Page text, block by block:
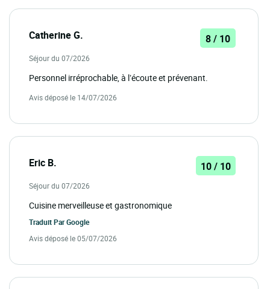
Catherine G. 8 / 10
Séjour du 07/2026
Personnel irréprochable, à l’écoute et prévenant.
Avis déposé le 14/07/2026
Eric B. 10 / 10
Séjour du 07/2026
Cuisine merveilleuse et gastronomique
Traduit ParGoogle
Avis déposé le 05/07/2026